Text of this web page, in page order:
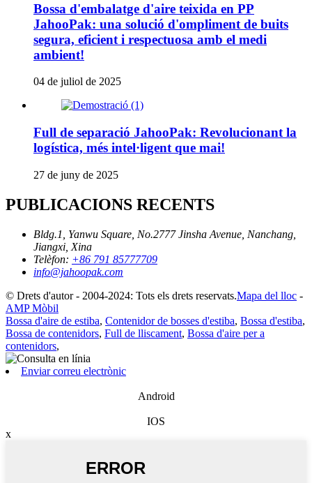
Bossa d'embalatge d'aire teixida en PP
JahooPak: una solució d'ompliment de buits
segura, eficient i respectuosa amb el medi
ambient!
04 de juliol de 2025
Full de separació JahooPak: Revolucionant la
logística, més intel·ligent que mai!
27 de juny de 2025
PUBLICACIONS RECENTS
Bldg.1, Yanwu Square, No.2777 Jinsha Avenue, Nanchang,
Jiangxi, Xina
Telèfon: +86 791 85777709
info@jahoopak.com
© Drets d'autor - 2004-2024: Tots els drets reservats.Mapa del lloc -
AMP Mòbil
Bossa d'aire de estiba, Contenidor de bosses d'estiba, Bossa d'estiba,
Bossa de contenidors, Full de lliscament, Bossa d'aire per a
contenidors,
Enviar correu electrònic
Android
IOS
x